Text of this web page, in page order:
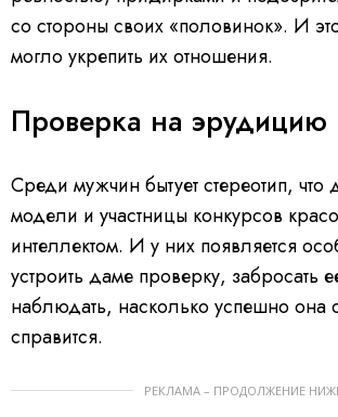
со стороны своих «половинок». И
могло укрепить их отношения.
Проверка на эрудицию
Среди мужчин бытует стереотип, что
модели и участницы конкурсов
интеллектом. И у них появляется
устроить даме проверку, забросать
наблюдать, насколько успешно она
справится.
РЕКЛАМА – ПРОДОЛЖЕНИЕ